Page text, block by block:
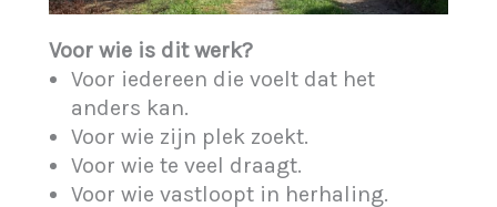
Voor wie is dit werk?
Voor iedereen die voelt dat het
anders kan.
Voor wie zijn plek zoekt.
Voor wie te veel draagt.
Voor wie vastloopt in herhaling.